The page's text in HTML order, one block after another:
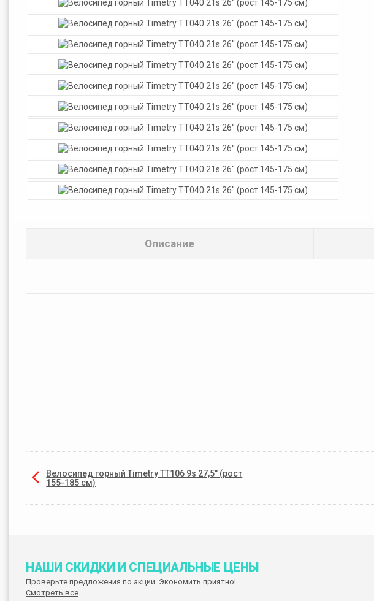
Описание
Велосипед горный Timetry TT106 9s 27,5" (рост
155-185 см)
НАШИ СКИДКИ И СПЕЦИАЛЬНЫЕ ЦЕНЫ
Проверьте предложения по акции. Экономить приятно!
Смотреть все